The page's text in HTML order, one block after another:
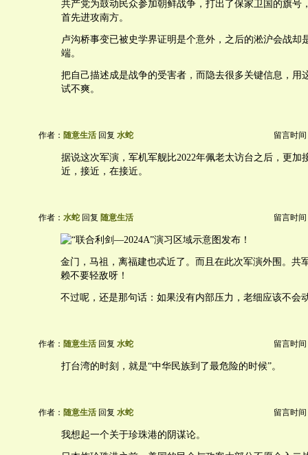
共产党为鼓动民众参加朝鲜战争，打出了保家卫国的旗号
首先进攻南方。
卢沟桥事变已被史学界证明是个意外，之后的淞沪会战却
端。
把自己描述成是战争的受害者，而隐去很多关键信息，用
试不爽。
作者： 随意生活 回复 水蛇 留言时间
据说这次军演，军机军舰比2022年佩老太访台之后，更加
近，接近，在接近。
作者： 水蛇 回复 随意生活 留言时间
金门，马祖，离福建也忒近了。而且在此次军演外围。共
赖不要轻敌呀！
不过呢，还是那句话：如果没有内部压力，老细应该不会
作者： 随意生活 回复 水蛇 留言时间
打台湾的时刻，就是“中华民族到了最危险的时候”。
作者： 随意生活 回复 水蛇 留言时间
我想起一个关于珍珠港的阴谋论。